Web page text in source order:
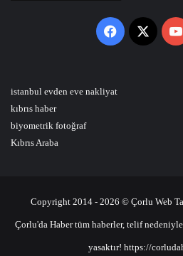
Facebook
X
istanbul evden eve nakliyat
kıbrıs haber
biyometrik fotoğraf
Kıbrıs Araba
Copyright 2014 - 2026 © Çorlu Web
Çorlu'da Haber tüm haberler, telif
yasaktır! https://